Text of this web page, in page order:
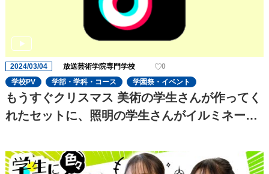
2024/03/04 放送芸術学院専門学校
0
学校PV
学部・学科・コース 学園祭・イベント
もうすぐクリスマス 美術の学生さんが作ってく
れたセットに、照明の学生さんがイルミネーシ
っても可愛いです